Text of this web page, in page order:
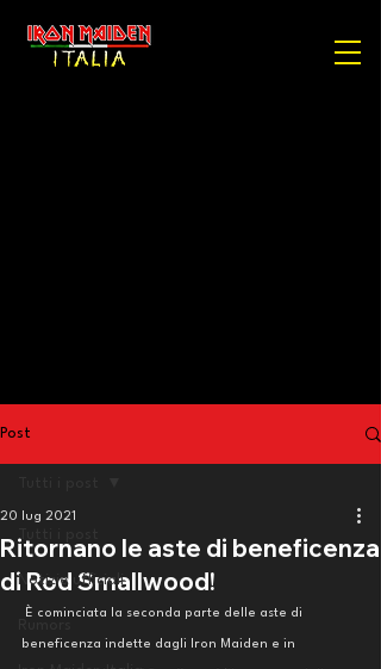
Post
Tutti i post
Notizie ufficiali
Ritornano le aste di beneficenza
di Rod Smallwood!
20 lug 2021
beneficenza indette dagli Iron Maiden e in